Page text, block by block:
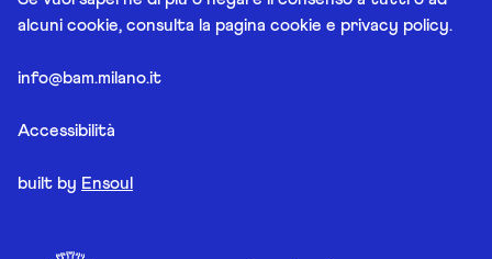
alcuni cookie, consulta la pagina cookie e privacy policy.
info@bam.milano.it
Accessibilità
built by Ensoul